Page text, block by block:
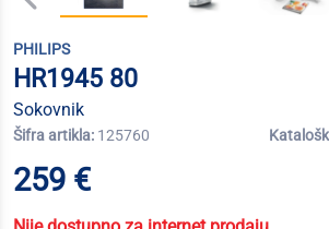
PHILIPS
HR1945 80
Sokovnik
Šifra artikla: 125760
259 €